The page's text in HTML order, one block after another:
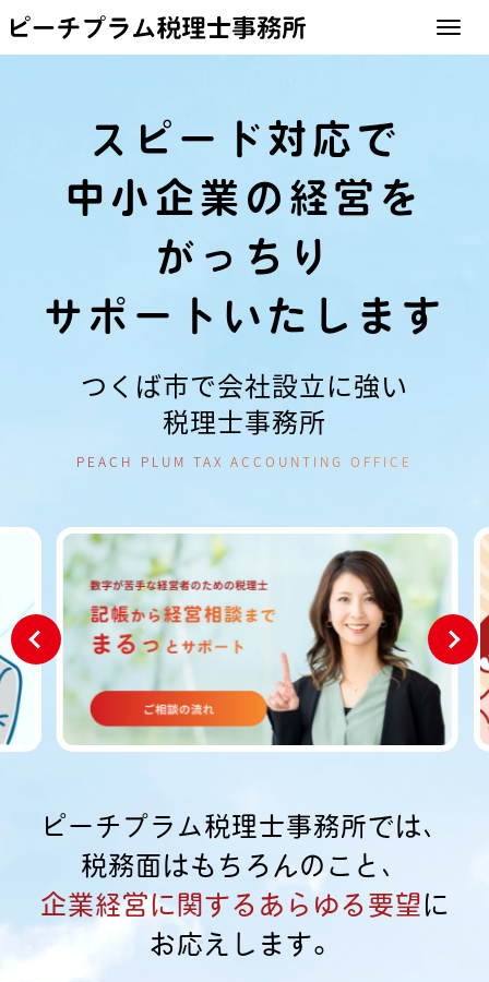
ピーチプラ
スピード対応で
中小企業の経営を
がっちり
サポートいたします
つくば市で会社設立に強い
税理士事務所
PEACH PLUM TAX ACCOUNTING OFFICE
ピーチプラム税理士事務所では、
税務面はもちろんのこと、
企業経営に関するあらゆる要望に
お応えします。